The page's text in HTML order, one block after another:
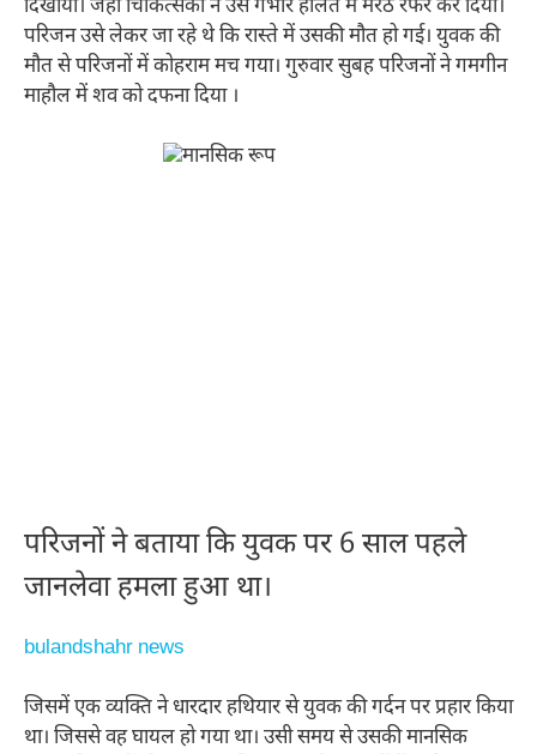
दिखाया। जहां चिकित्सकों ने उसे गंभीर हालत में मेरठ रेफर कर दिया।
परिजन उसे लेकर जा रहे थे कि रास्ते में उसकी मौत हो गई। युवक की
मौत से परिजनों में कोहराम मच गया। गुरुवार सुबह परिजनों ने गमगीन
माहौल में शव को दफना दिया ।
परिजनों ने बताया कि युवक पर 6 साल पहले
जानलेवा हमला हुआ था।
bulandshahr news
जिसमें एक व्यक्ति ने धारदार हथियार से युवक की गर्दन पर प्रहार किया
था। जिससे वह घायल हो गया था। उसी समय से उसकी मानसिक